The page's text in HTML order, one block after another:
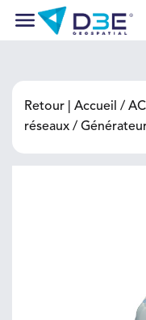
Retour | Accueil
réseaux